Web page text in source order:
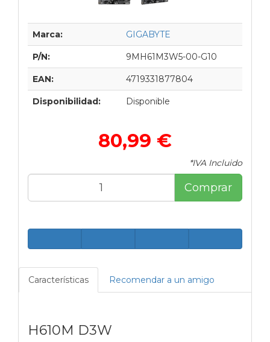
Marca: GIGABYTE
P/N: 9MH61M3W5-00-G10
EAN: 4719331877804
Disponibilidad: Disponible
80,99 €
*IVA Incluido
Comprar
Características Recomendar a un amigo
H610M D3W